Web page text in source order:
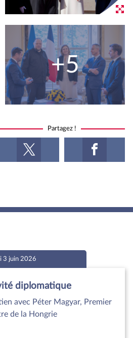
+5
Partagez !
3 juin 2026
diplomatique
avec Péter Magyar, Premier
de la Hongrie